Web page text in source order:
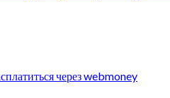
через webmoney